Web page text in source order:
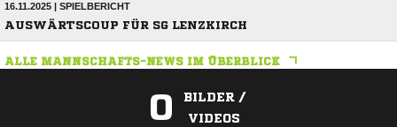
16.11.2025 | SPIELBERICHT
AUSWÄRTSCOUP FÜR SG LENZKIRCH
ALLE MANNSCHAFTS-NEWS IM ÜBERBLICK
0
BILDER /
VIDEOS